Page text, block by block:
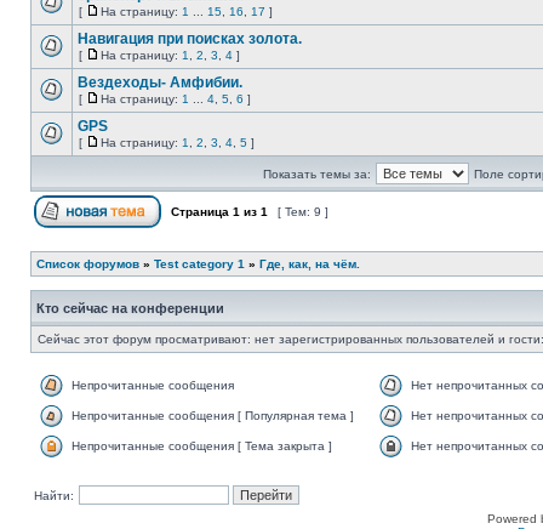
[ На страницу: 1 15 16 17 ]
Навигация при поисках золота.
[ На страницу: 1 2 3 4 ]
Вездеходы- Амфибии.
[ На страницу: 1 4 5 6 ]
GPS
[ На страницу: 1 2 3 4 5 ]
Показать темы за: Поле
Страница 1 из 1 [ Тем: 9 ]
Список форумов » Test category 1 » Где, как, на чём.
Кто сейчас на конференции
Сейчас этот форум просматривают: нет зарегистрированных пользователей и
Непрочитанные сообщения Нет непрочитанных
Непрочитанные сообщения [ Популярная тема ] Нет непрочитанных
Непрочитанные сообщения [ Тема закрыта ] Нет непрочитанных
Найти:
Powered